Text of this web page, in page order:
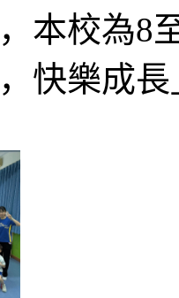
本校為8
，快樂成